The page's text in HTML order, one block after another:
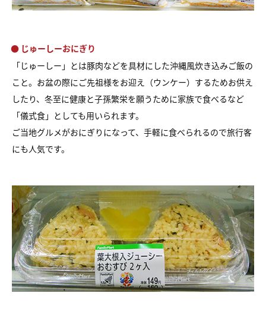
● じゅーしーおにぎり
「じゅーしー」とは豚肉などを具材にした沖縄風炊き込みご飯の
こと。お盆の際にご先祖様をお迎え（ウンケー）するためお供え
したり、冬至に健康と子孫繁栄を願うために家族で食べるなど
「儀式食」としても用いられます。
ご当地グルメがおにぎりになって、手軽に食べられるので旅行客
にも人気です。